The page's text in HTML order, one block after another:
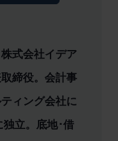
式会社イデア
締役。会計事
ィング会社に
立。底地･借